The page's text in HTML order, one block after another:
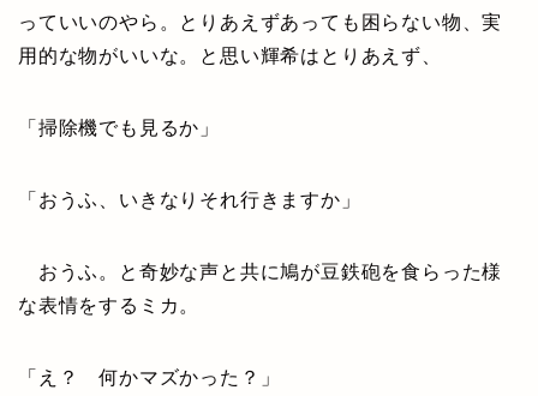
っていいのやら。とりあえずあっても困らない物、実
用的な物がいいな。と思い輝希はとりあえず、
「掃除機でも見るか」
「おうふ、いきなりそれ行きますか」
おうふ。と奇妙な声と共に鳩が豆鉄砲を食らった様
な表情をするミカ。
「え？ 何かマズかった？」